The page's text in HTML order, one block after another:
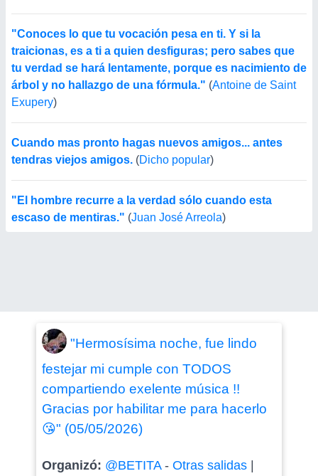
"Conoces lo que tu vocación pesa en ti. Y si la
traicionas, es a ti a quien desfiguras; pero sabes que
tu verdad se hará lentamente, porque es nacimiento de
árbol y no hallazgo de una fórmula." (Antoine de Saint
Exupery)
Cuando mas pronto hagas nuevos amigos... antes
tendras viejos amigos. (Dicho popular)
"El hombre recurre a la verdad sólo cuando esta
escaso de mentiras." (Juan José Arreola)
"Hermosísima noche, fue lindo
festejar mi cumple con TODOS
compartiendo exelente música !!
Gracias por habilitar me para hacerlo
😘" (05/05/2026)
Organizó: @BETITA- Otras salidas|